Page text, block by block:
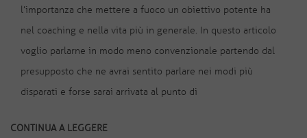
l’importanza che mettere a fuoco un obiettivo potente ha
nel coaching e nella vita più in generale. In questo articolo
voglio parlarne in modo meno convenzionale partendo dal
presupposto che ne avrai sentito parlare nei modi più
disparati e forse sarai arrivata al punto di
CONTINUA A LEGGERE